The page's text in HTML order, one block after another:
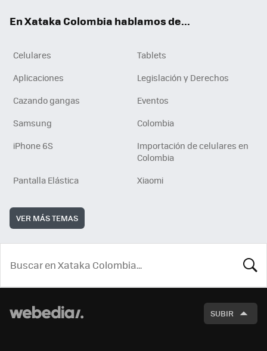
En Xataka Colombia hablamos de...
Celulares
Tablets
Aplicaciones
Legislación y Derechos
Cazando gangas
Eventos
Samsung
Colombia
iPhone 6S
Importación de celulares en
Colombia
Pantalla Elástica
Xiaomi
VER MÁS TEMAS
SUBIR